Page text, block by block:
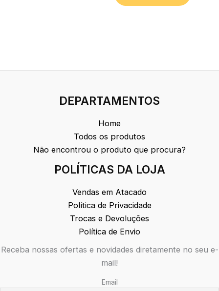
DEPARTAMENTOS
Home
Todos os produtos
Não encontrou o produto que procura?
POLÍTICAS DA LOJA
Vendas em Atacado
Política de Privacidade
Trocas e Devoluções
Política de Envio
Receba nossas ofertas e novidades diretamente no seu e-
mail!
Email